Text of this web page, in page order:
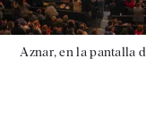
Aznar, en la pantalla